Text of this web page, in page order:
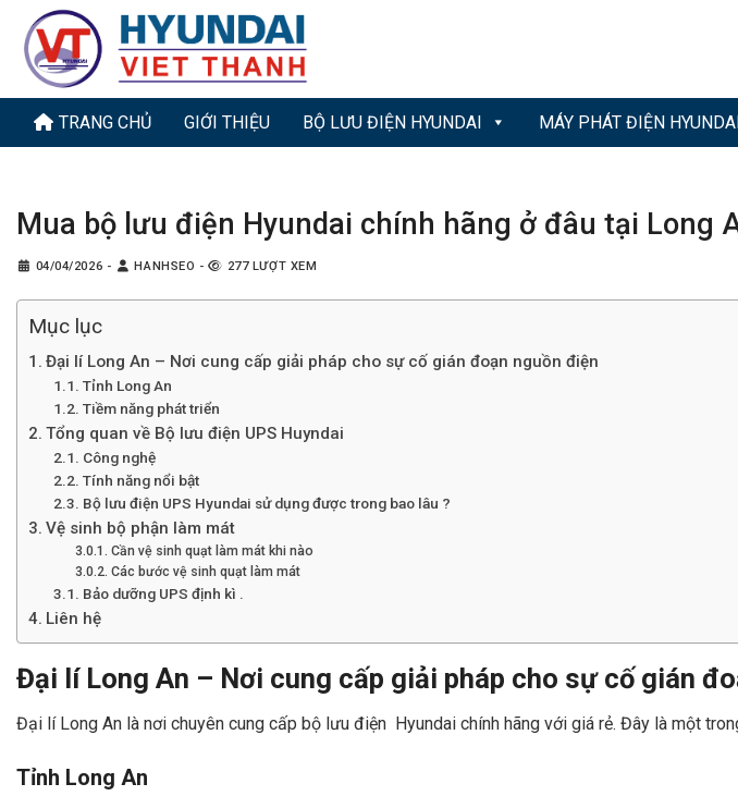
qua
dung
TRANG CHỦ GIỚI THIỆU BỘ LƯU ĐIỆN HYUNDAI MÁY PHÁT ĐIỆN
Mua bộ lưu điện Hyundai chính hãng ở đâu tại Long
04/04/2026 - HANHSEO - 277 LƯỢT XEM
Mục lục
Đại lí Long An – Nơi cung cấp giải pháp cho sự cố gián đoạn nguồn điện
Tỉnh Long An
Tiềm năng phát triển
Tổng quan về Bộ lưu điện UPS Huyndai
Công nghệ
Tính năng nổi bật
Bộ lưu điện UPS Hyundai sử dụng được trong bao lâu ?
Vệ sinh bộ phận làm mát
Cần vệ sinh quạt làm mát khi nào
Các bước vệ sinh quạt làm mát
Bảo dưỡng UPS định kì .
Liên hệ
Đại lí Long An – Nơi cung cấp giải pháp cho sự cố gián
Đại lí Long An là nơi chuyên cung cấp bộ lưu điện Hyundai chính hãng với giá rẻ. Đây là một
Tỉnh Long An